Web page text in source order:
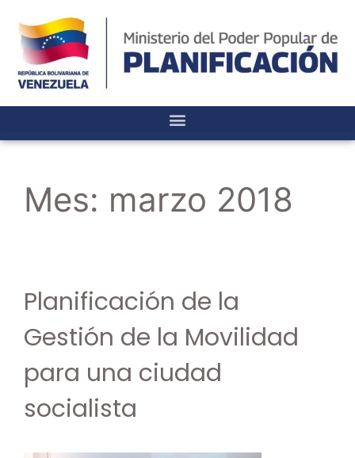
Mes: marzo 2018
Planificación de la
Gestión de la Movilidad
para una ciudad
socialista